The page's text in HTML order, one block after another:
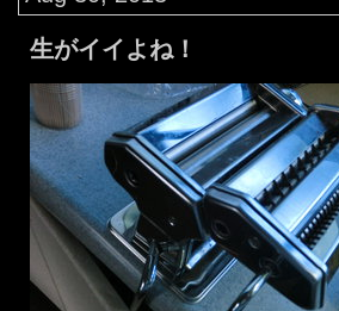
生がイイよね！